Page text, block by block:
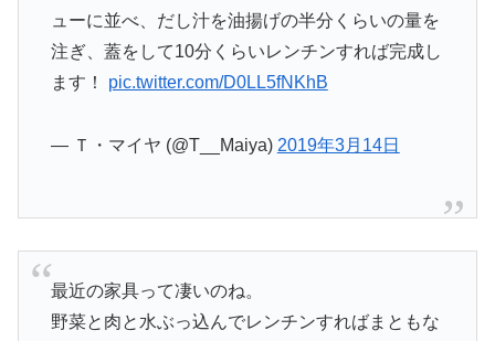
ューに並べ、だし汁を油揚げの半分くらいの量を
注ぎ、蓋をして10分くらいレンチンすれば完成し
ます！ pic.twitter.com/D0LL5fNKhB
— Ｔ・マイヤ (@T__Maiya) 2019年3月14日
最近の家具って凄いのね。
野菜と肉と水ぶっ込んでレンチンすればまともな